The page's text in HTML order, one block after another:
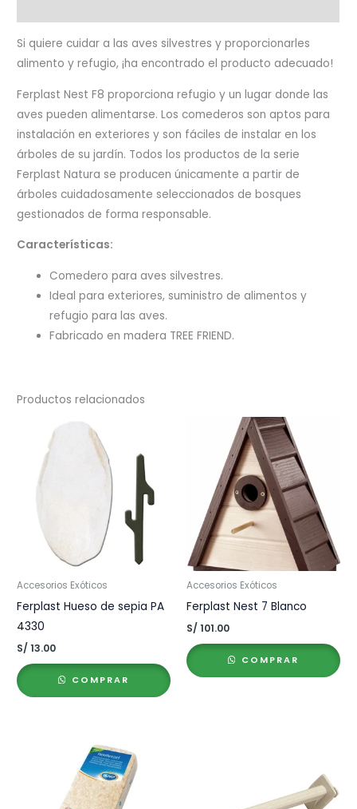
Si quiere cuidar a las aves silvestres y proporcionarles
alimento y refugio, ¡ha encontrado el producto adecuado!
Ferplast Nest F8 proporciona refugio y un lugar donde las
aves pueden alimentarse. Los comederos son aptos para
instalación en exteriores y son fáciles de instalar en los
árboles de su jardín. Todos los productos de la serie
Ferplast Natura se producen únicamente a partir de
árboles cuidadosamente seleccionados de bosques
gestionados de forma responsable.
Características:
Comedero para aves silvestres.
Ideal para exteriores, suministro de alimentos y
refugio para las aves.
Fabricado en madera TREE FRIEND.
Productos relacionados
Accesorios Exóticos
Ferplast Hueso de sepia PA
4330
S/ 13.00
COMPRAR
Accesorios Exóticos
Ferplast Nest 7 Blanco
S/ 101.00
COMPRAR